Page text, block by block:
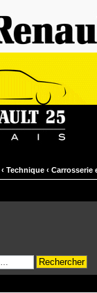
‹ Technique ‹ Carrosserie